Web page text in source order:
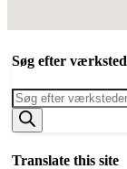
Søg efter værksted
Products
search
Translate this site